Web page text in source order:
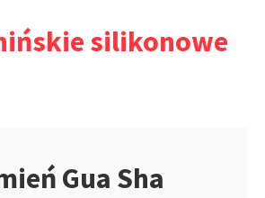
silikonowe
Gua Sha